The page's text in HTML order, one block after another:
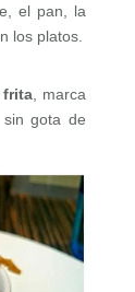
el pan, la
los platos.
frita, marca
gota de